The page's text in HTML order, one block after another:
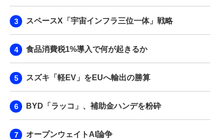
スペースX「宇宙インフラ三位一体」戦略
食品消費税1%導入で何が起きるか
スズキ「軽EV」をEUへ輸出の勝算
BYD「ラッコ」、補助金ハンデを粉砕
オープンウェイトAI論争